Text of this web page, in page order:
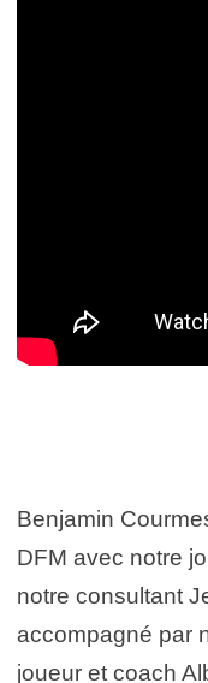
Benjamin
DFM avec notre
notre consultant
accompagné par
joueur et coach